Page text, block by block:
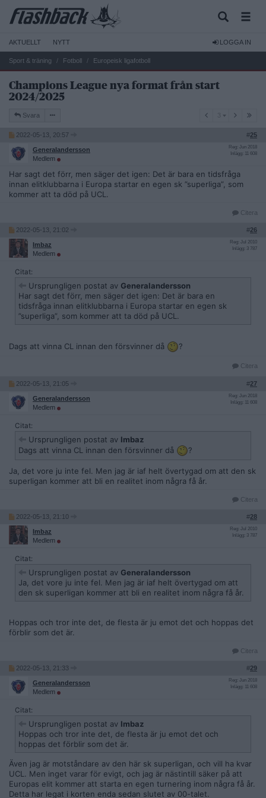
AKTUELLT NYTT LOGGA IN
Sport & träning Fotboll Europeisk ligafotboll
Champions League nya format från start
2024/2025
Svara 3
2022-05-13, 20:57 #25
Generalandersson
Medlem
Reg: Jun 2018
Inlägg: 11 608
Har sagt det förr, men säger det igen: Det är bara en tidsfråga
innan elitklubbarna i Europa startar en egen sk ”superliga”, som
kommer att ta död på UCL.
Citera
2022-05-13, 21:02 #26
Imbaz
Medlem
Reg: Jul 2010
Inlägg: 3 787
Citat:
Ursprungligen postat av Generalandersson
Har sagt det förr, men säger det igen: Det är bara en
tidsfråga innan elitklubbarna i Europa startar en egen sk
”superliga”, som kommer att ta död på UCL.
Dags att vinna CL innan den försvinner då ?
Citera
2022-05-13, 21:05 #27
Generalandersson
Medlem
Reg: Jun 2018
Inlägg: 11 608
Citat:
Ursprungligen postat av Imbaz
Dags att vinna CL innan den försvinner då
?
Ja, det vore ju inte fel. Men jag är iaf helt övertygad om att den sk
superligan kommer att bli en realitet inom några få år.
Citera
2022-05-13, 21:10 #28
Imbaz
Medlem
Reg: Jul 2010
Inlägg: 3 787
Citat:
Ursprungligen postat av Generalandersson
Ja, det vore ju inte fel. Men jag är iaf helt övertygad om att
den sk superligan kommer att bli en realitet inom några få år.
Hoppas och tror inte det, de flesta är ju emot det och hoppas det
förblir som det är.
Citera
2022-05-13, 21:33 #29
Generalandersson
Medlem
Reg: Jun 2018
Inlägg: 11 608
Citat:
Ursprungligen postat av Imbaz
Hoppas och tror inte det, de flesta är ju emot det och
hoppas det förblir som det är.
Även jag är motståndare av den här sk superligan, och vill ha kvar
UCL. Men inget varar för evigt, och jag är nästintill säker på att
Europas elit kommer att starta en egen turnering inom några få år.
Detta har legat i korten enda sedan slutet av 00-talet.